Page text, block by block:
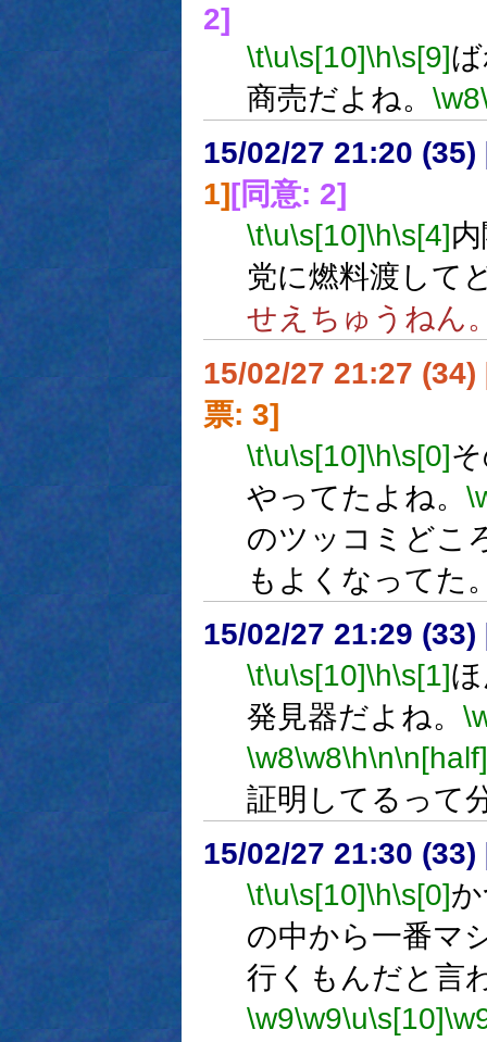
2]
\t\u\s[10]\h\s[9]
商売だよね。 \w8
15/02/27 21:20 (35)
1] [同意: 2]
\t\u\s[10]\h\s[4]
党に燃料渡して
せえちゅうねん
15/02/27 21:27 (34)
票: 3]
\t\u\s[10]\h\s[0]
やってたよね。
のツッコミどこ
もよくなってた
15/02/27 21:29 (33)
\t\u\s[10]\h\s[1]
発見器だよね。
\w8\w8\h\n\n[half]
証明してるって
15/02/27 21:30 (33)
\t\u\s[10]\h\s[0]
の中から一番マ
行くもんだと言
\w9\w9\u\s[10]